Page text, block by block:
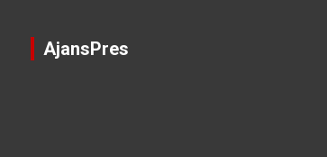
AjansPres